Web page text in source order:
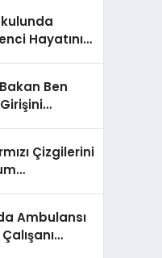
Hayatını
Ben
Çizgilerini
Ambulansı